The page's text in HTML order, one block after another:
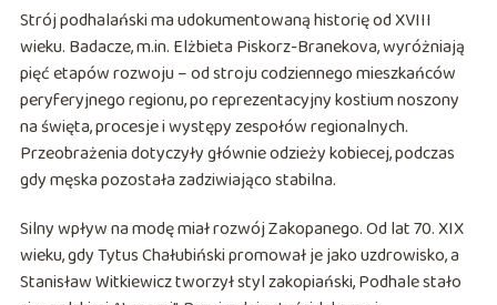
Strój podhalański ma udokumentowaną historię od XVIII
wieku. Badacze, m.in. Elżbieta Piskorz-Branekova, wyróżniają
pięć etapów rozwoju – od stroju codziennego mieszkańców
peryferyjnego regionu, po reprezentacyjny kostium noszony
na święta, procesje i występy zespołów regionalnych.
Przeobrażenia dotyczyły głównie odzieży kobiecej, podczas
gdy męska pozostała zadziwiająco stabilna.
Silny wpływ na modę miał rozwój Zakopanego. Od lat 70. XIX
wieku, gdy Tytus Chałubiński promował je jako uzdrowisko, a
Stanisław Witkiewicz tworzył styl zakopiański, Podhale stało